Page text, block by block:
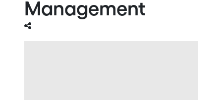
Management